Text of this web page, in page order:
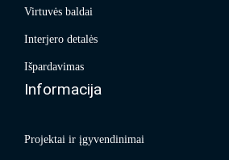
Virtuvės baldai
Interjero detalės
Išpardavimas
Informacija
Projektai ir įgyvendinimai